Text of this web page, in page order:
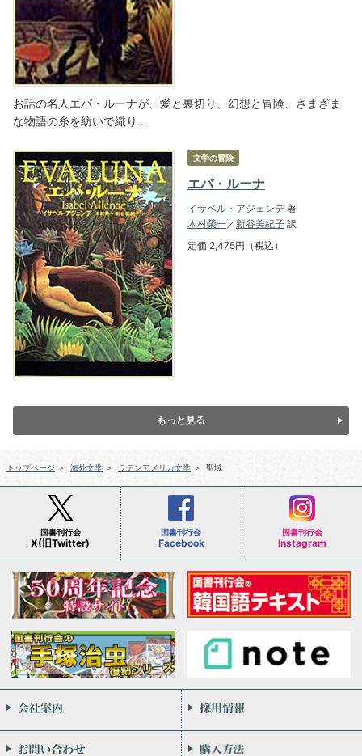
お話の名人エバ・ルーナが、愛と裏切り、幻想と冒険、さまざま
な物語の糸を紡いで織り…
文学の冒険
エバ・ルーナ
イサベル・アジェンデ著
木村榮一 ／ 新谷美紀子 訳
定価 2,475円（税込）
もっと見る
トップページ ＞ 海外文学 ＞ ラテンアメリカ文学 ＞ 聖域
国書刊行会
X(旧Twitter)
国書刊行会
Facebook
国書刊行会
Instagram
会社案内
お問い合わせ